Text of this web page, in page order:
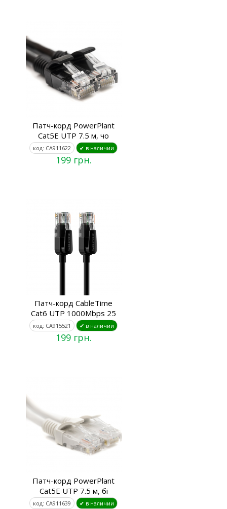
Патч-корд PowerPlant
Cat5E UTP 7.5 м, чо
код: CA911622 ✔ в наличии
199 грн.
Патч-корд CableTime
Cat6 UTP 1000Mbps 25
код: CA915521 ✔ в наличии
199 грн.
Патч-корд PowerPlant
Cat5E UTP 7.5 м, бі
код: CA911639 ✔ в наличии